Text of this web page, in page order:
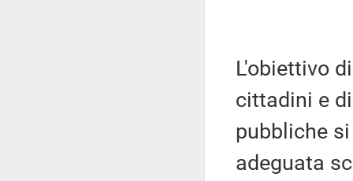
L'obiettivo
cittadini e
pubbliche
adeguata